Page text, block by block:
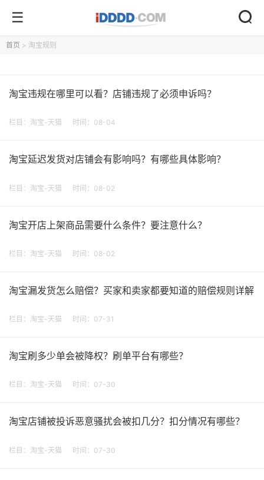
首页 > 淘宝规则
淘宝违规在哪里可以看？店铺违规了必须申诉吗？
栏目： 淘宝-天猫 时间：08-04
淘宝延迟发货对店铺会有影响吗？有哪些具体影响？
栏目： 淘宝-天猫 时间：08-02
淘宝开店上架商品需要什么条件？要注意什么？
栏目： 淘宝-天猫 时间：08-02
淘宝漏发货怎么赔偿？买家和卖家都要知道的赔偿规则详解
栏目： 淘宝-天猫 时间：07-31
淘宝刷多少单会被降权？刷单平台有哪些？
栏目： 淘宝-天猫 时间：07-30
淘宝店铺被投诉恶意骚扰会被扣几分？扣分情况有哪些？
栏目： 淘宝-天猫 时间：07-30